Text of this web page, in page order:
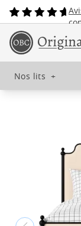
Nos lits +